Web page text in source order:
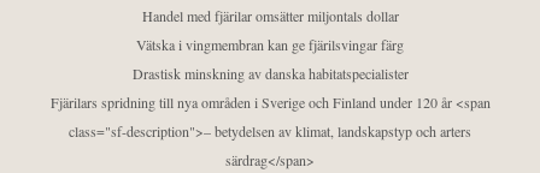
Handel med fjärilar omsätter miljontals dollar
Vätska i vingmembran kan ge fjärilsvingar färg
Drastisk minskning av danska habitatspecialister
Fjärilars spridning till nya områden i Sverige och Finland under 120 år <span
class="sf-description">– betydelsen av klimat, landskapstyp och arters
särdrag</span>